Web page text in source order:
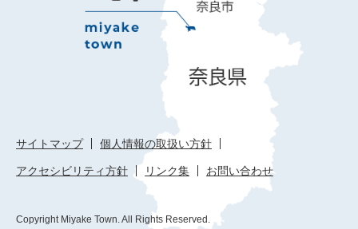
サイトマップ 個人情報の取扱い方針
アクセシビリティ方針 リンク集 お問い合わせ
Copyright Miyake Town. All Rights Reserved.